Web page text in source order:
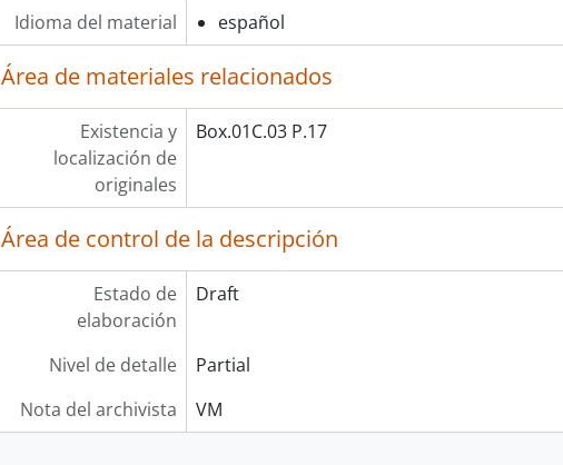
Idioma del material español
Área de materiales relacionados
Existencia y
localización de
originales
Box.01C.03 P.17
Área de control de la descripción
Estado de
elaboración
Draft
Nivel de detalle
Partial
Nota del archivista
VM